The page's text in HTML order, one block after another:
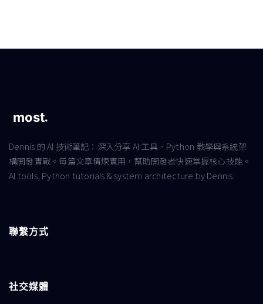
Dennis 的 AI 技術筆記：深入分享 AI 工具、Python 教學與系統架
構開發實戰。每篇文章精煉實用，幫助開發者快速掌握核心技能。
AI tools, Python tutorials & system architecture by Dennis.
聯繫方式
社交媒體